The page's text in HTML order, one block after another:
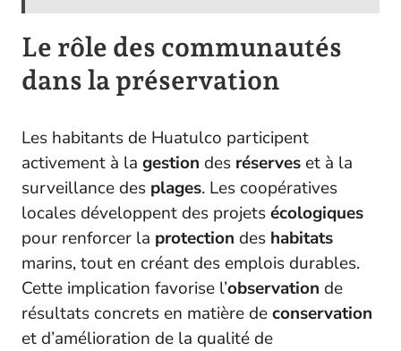
Le rôle des communautés
dans la préservation
Les habitants de Huatulco participent
activement à la gestion des réserves et à la
surveillance des plages. Les coopératives
locales développent des projetsécologiques
pour renforcer la protection des habitats
marins, tout en créant des emplois durables.
Cette implication favorise l’observation de
résultats concrets en matière deconservation
et d’amélioration de la qualité de